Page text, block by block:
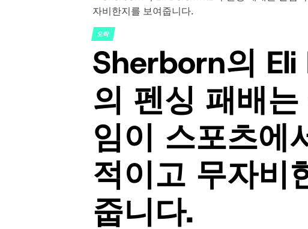
POSTED
IN
오락
Sherborn의
의 펜싱 패배
임이 스포츠에
적이고 무자비
줍니다.